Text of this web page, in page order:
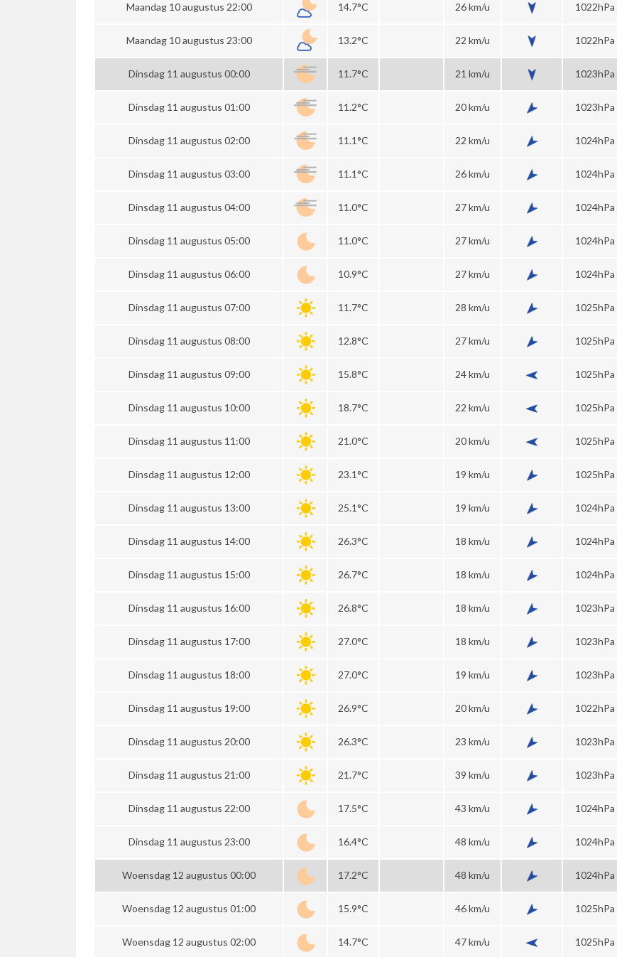
Maandag 10 augustus 22:00 14.7°C 26 km/u 1022hPa
Maandag 10 augustus 23:00 13.2°C 22 km/u 1022hPa
Dinsdag 11 augustus 00:00 11.7°C 21 km/u 1023hPa
Dinsdag 11 augustus 01:00 11.2°C 20 km/u 1023hPa
Dinsdag 11 augustus 02:00 11.1°C 22 km/u 1024hPa
Dinsdag 11 augustus 03:00 11.1°C 26 km/u 1024hPa
Dinsdag 11 augustus 04:00 11.0°C 27 km/u 1024hPa
Dinsdag 11 augustus 05:00 11.0°C 27 km/u 1024hPa
Dinsdag 11 augustus 06:00 10.9°C 27 km/u 1024hPa
Dinsdag 11 augustus 07:00 11.7°C 28 km/u 1025hPa
Dinsdag 11 augustus 08:00 12.8°C 27 km/u 1025hPa
Dinsdag 11 augustus 09:00 15.8°C 24 km/u 1025hPa
Dinsdag 11 augustus 10:00 18.7°C 22 km/u 1025hPa
Dinsdag 11 augustus 11:00 21.0°C 20 km/u 1025hPa
Dinsdag 11 augustus 12:00 23.1°C 19 km/u 1025hPa
Dinsdag 11 augustus 13:00 25.1°C 19 km/u 1024hPa
Dinsdag 11 augustus 14:00 26.3°C 18 km/u 1024hPa
Dinsdag 11 augustus 15:00 26.7°C 18 km/u 1024hPa
Dinsdag 11 augustus 16:00 26.8°C 18 km/u 1023hPa
Dinsdag 11 augustus 17:00 27.0°C 18 km/u 1023hPa
Dinsdag 11 augustus 18:00 27.0°C 19 km/u 1023hPa
Dinsdag 11 augustus 19:00 26.9°C 20 km/u 1022hPa
Dinsdag 11 augustus 20:00 26.3°C 23 km/u 1023hPa
Dinsdag 11 augustus 21:00 21.7°C 39 km/u 1023hPa
Dinsdag 11 augustus 22:00 17.5°C 43 km/u 1024hPa
Dinsdag 11 augustus 23:00 16.4°C 48 km/u 1024hPa
Woensdag 12 augustus 00:00 17.2°C 48 km/u 1024hPa
Woensdag 12 augustus 01:00 15.9°C 46 km/u 1025hPa
Woensdag 12 augustus 02:00 14.7°C 47 km/u 1025hPa